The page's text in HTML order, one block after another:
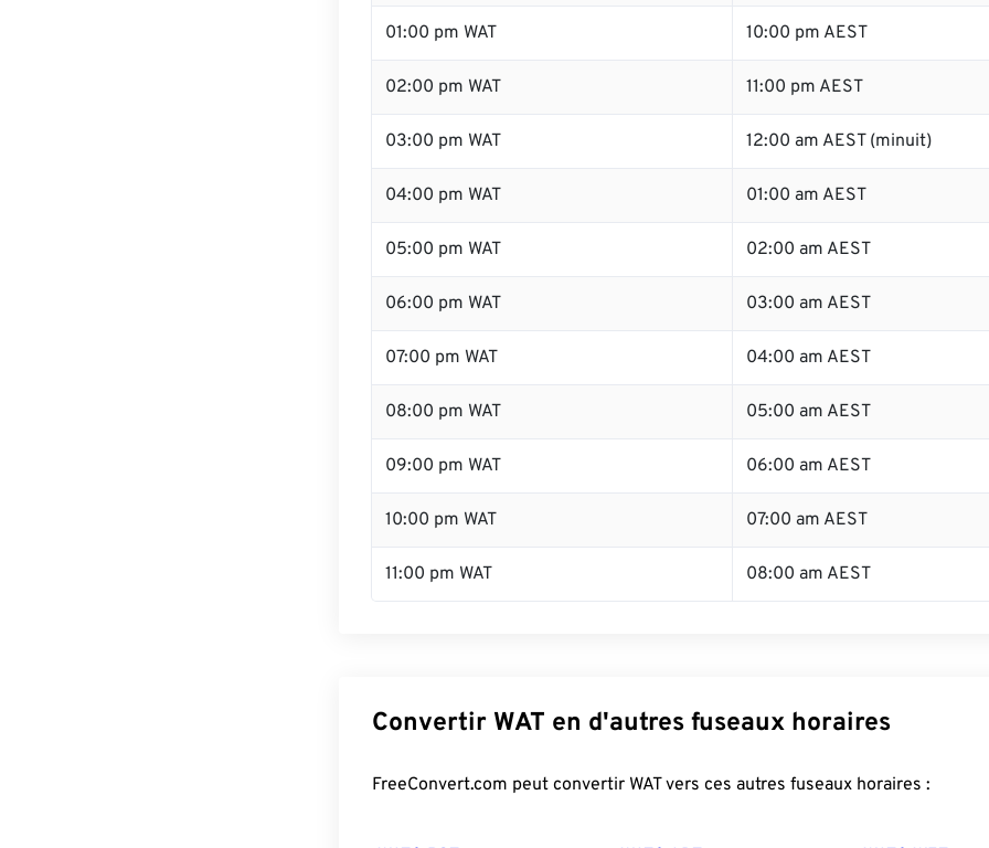
01:00 pm WAT 10:00 pm AEST
02:00 pm WAT 11:00 pm AEST
03:00 pm WAT 12:00 am AEST (minuit)
04:00 pm WAT 01:00 am AEST
05:00 pm WAT 02:00 am AEST
06:00 pm WAT 03:00 am AEST
07:00 pm WAT 04:00 am AEST
08:00 pm WAT 05:00 am AEST
09:00 pm WAT 06:00 am AEST
10:00 pm WAT 07:00 am AEST
11:00 pm WAT 08:00 am AEST
Convertir WAT en d'autres fuseaux horaires
FreeConvert.com peut convertir WAT vers ces autres fuseaux horaires :